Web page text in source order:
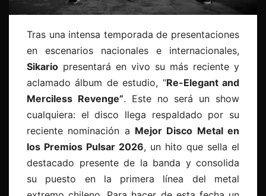
Tras una intensa temporada de presentaciones
en escenarios nacionales e internacionales,
Sikario presentará en vivo su más reciente y
aclamado álbum de estudio, “Re-Elegant and
Merciless Revenge”. Este no será un show
cualquiera: el disco llega respaldado por su
reciente nominación a Mejor Disco Metal en
los Premios Pulsar 2026, un hito que sella el
destacado presente de la banda y consolida
su puesto en la primera línea del metal